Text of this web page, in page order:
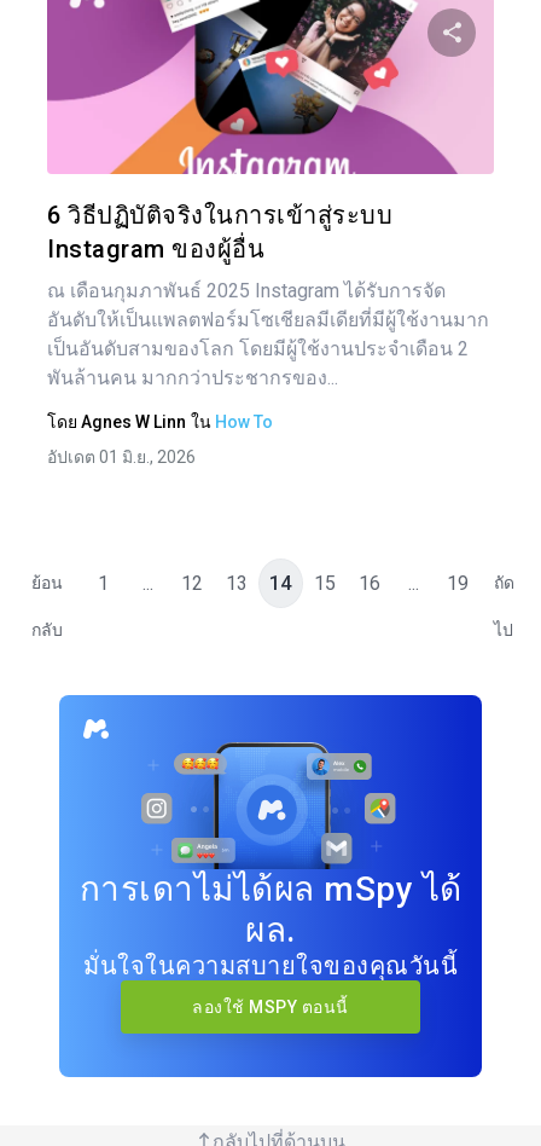
6 วิธีปฏิบัติจริงในการเข้าสู่ระบบ
Instagram ของผู้อื่น
ณ เดือนกุมภาพันธ์ 2025 Instagram ได้รับการจัด
อันดับให้เป็นแพลตฟอร์มโซเชียลมีเดียที่มีผู้ใช้งานมาก
เป็นอันดับสามของโลก โดยมีผู้ใช้งานประจำเดือน 2
พันล้านคน มากกว่าประชากรของ...
โดย Agnes W Linn ใน How To
อัปเดต 01 มิ.ย., 2026
ย้อน
กลับ
1 ... 12 13 14 15 16 ... 19 ถัด
ไป
การเดาไม่ได้ผล mSpy ได้
ผล.
มั่นใจในความสบายใจของคุณวันนี้
ลองใช้ MSPY ตอนนี้